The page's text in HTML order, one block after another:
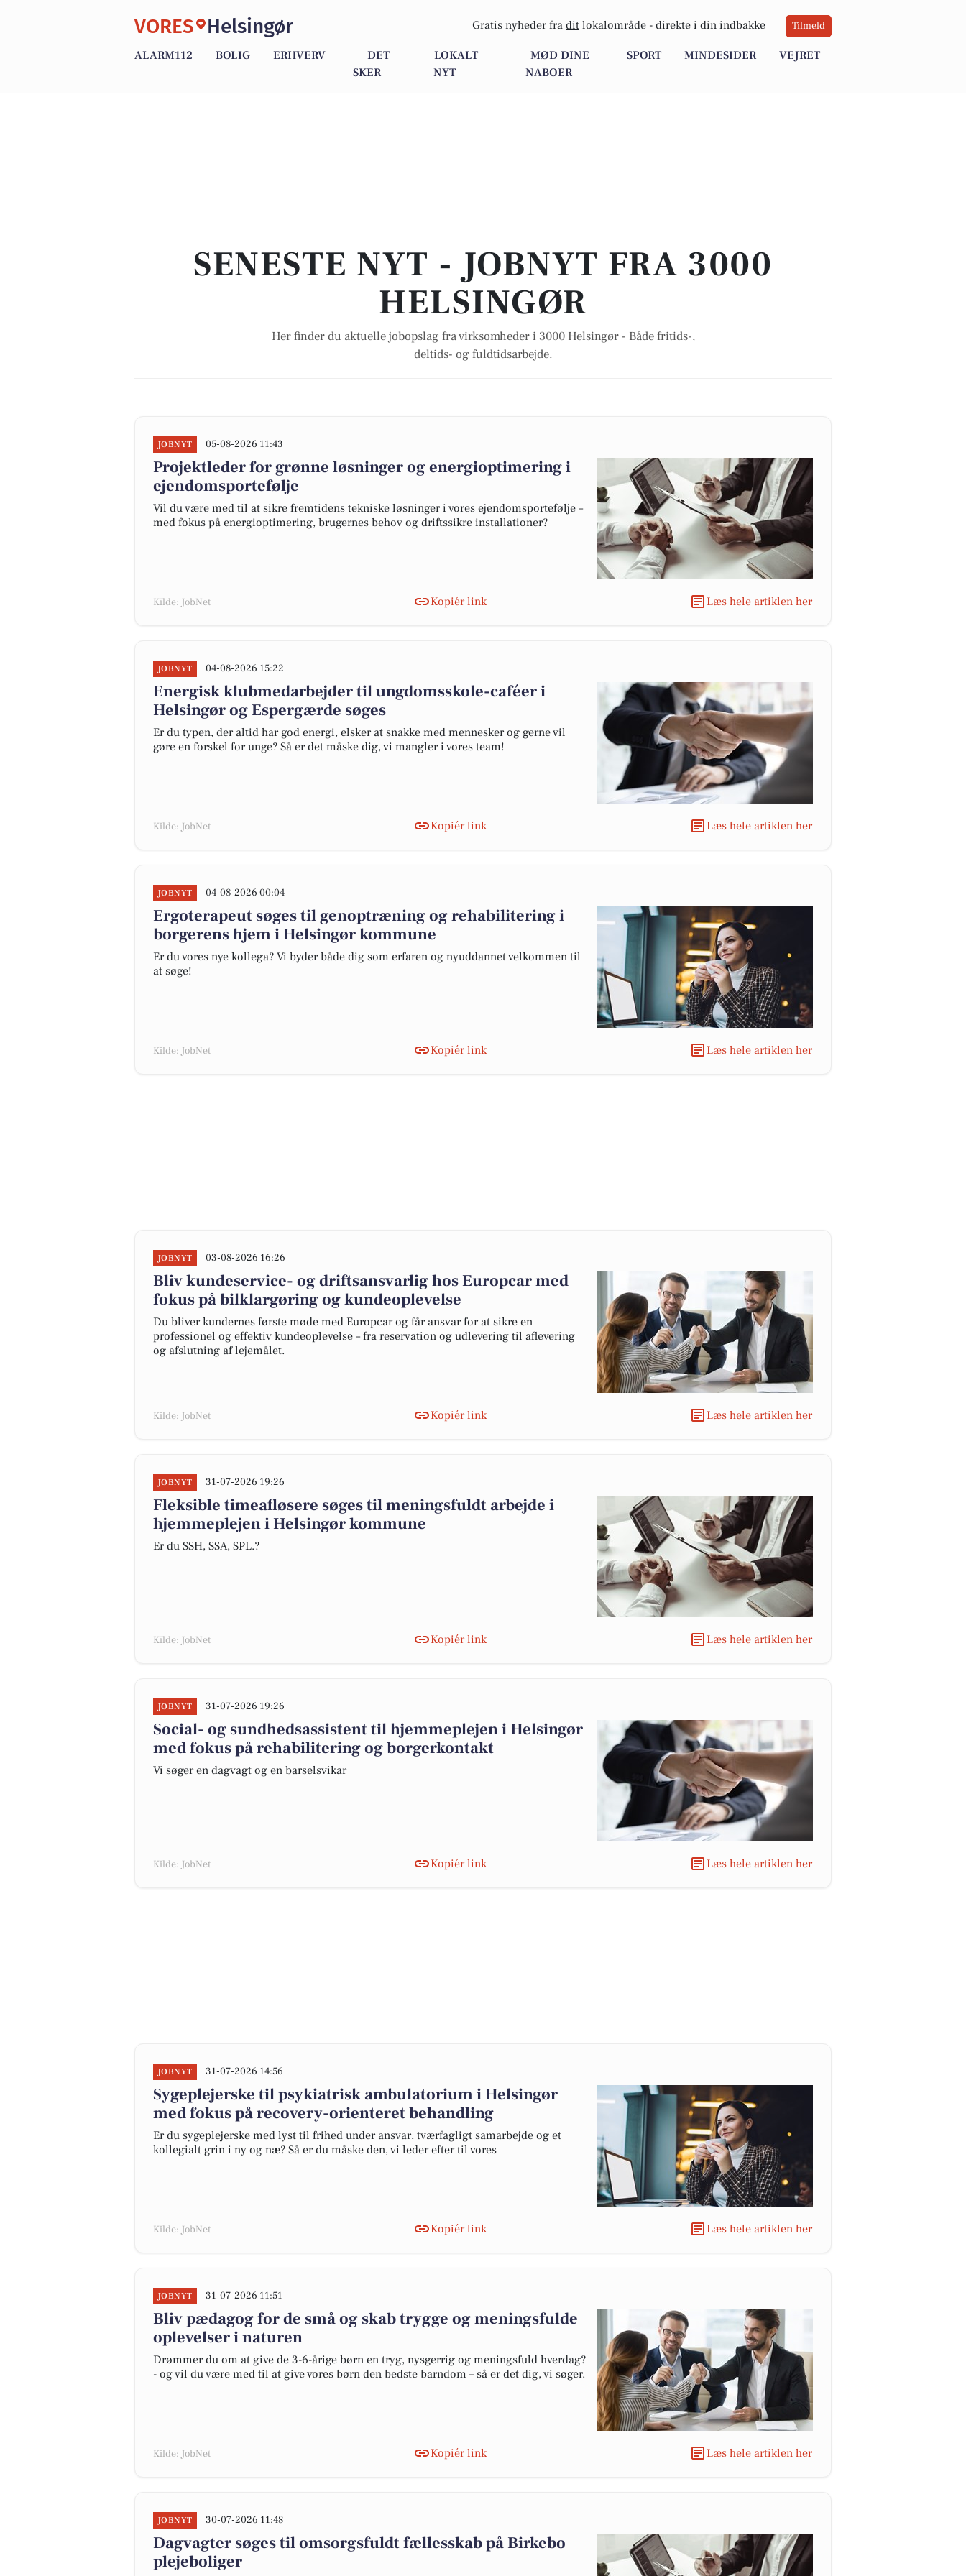
VORES Helsingør Gratis nyheder fra dit lokalområde - direkte i din indbakke Tilmeld
ALARM112 BOLIG ERHVERV
DET
SKER
LOKALT
NYT
MØD DINE
NABOER
SPORT MINDESIDER VEJRET
SENESTE NYT - JOBNYT FRA 3000
HELSINGØR
Her finder du aktuelle jobopslag fra virksomheder i 3000 Helsingør - Både fritids-,
deltids- og fuldtidsarbejde.
JOBNYT 05-08-2026 11:43
Projektleder for grønne løsninger og energioptimering i
ejendomsportefølje
Vil du være med til at sikre fremtidens tekniske løsninger i vores ejendomsportefølje –
med fokus på energioptimering, brugernes behov og driftssikre installationer?
Kilde: JobNet Kopiér link Læs hele artiklen her
JOBNYT 04-08-2026 15:22
Energisk klubmedarbejder til ungdomsskole-caféer i
Helsingør og Espergærde søges
Er du typen, der altid har god energi, elsker at snakke med mennesker og gerne vil
gøre en forskel for unge? Så er det måske dig, vi mangler i vores team!
Kilde: JobNet Kopiér link Læs hele artiklen her
JOBNYT 04-08-2026 00:04
Ergoterapeut søges til genoptræning og rehabilitering i
borgerens hjem i Helsingør kommune
Er du vores nye kollega? Vi byder både dig som erfaren og nyuddannet velkommen til
at søge!
Kilde: JobNet Kopiér link Læs hele artiklen her
JOBNYT 03-08-2026 16:26
Bliv kundeservice- og driftsansvarlig hos Europcar med
fokus på bilklargøring og kundeoplevelse
Du bliver kundernes første møde med Europcar og får ansvar for at sikre en
professionel og effektiv kundeoplevelse – fra reservation og udlevering til aflevering
og afslutning af lejemålet.
Kilde: JobNet Kopiér link Læs hele artiklen her
JOBNYT 31-07-2026 19:26
Fleksible timeafløsere søges til meningsfuldt arbejde i
hjemmeplejen i Helsingør kommune
Er du SSH, SSA, SPL.?
Kilde: JobNet Kopiér link Læs hele artiklen her
JOBNYT 31-07-2026 19:26
Social- og sundhedsassistent til hjemmeplejen i Helsingør
med fokus på rehabilitering og borgerkontakt
Vi søger en dagvagt og en barselsvikar
Kilde: JobNet Kopiér link Læs hele artiklen her
JOBNYT 31-07-2026 14:56
Sygeplejerske til psykiatrisk ambulatorium i Helsingør
med fokus på recovery-orienteret behandling
Er du sygeplejerske med lyst til frihed under ansvar, tværfagligt samarbejde og et
kollegialt grin i ny og næ? Så er du måske den, vi leder efter til vores
Kilde: JobNet Kopiér link Læs hele artiklen her
JOBNYT 31-07-2026 11:51
Bliv pædagog for de små og skab trygge og meningsfulde
oplevelser i naturen
Drømmer du om at give de 3-6-årige børn en tryg, nysgerrig og meningsfuld hverdag?
- og vil du være med til at give vores børn den bedste barndom – så er det dig, vi søger.
Kilde: JobNet Kopiér link Læs hele artiklen her
JOBNYT 30-07-2026 11:48
Dagvagter søges til omsorgsfuldt fællesskab på Birkebo
plejeboliger